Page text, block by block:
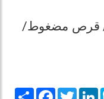
قرص مضغوط/
Share Facebook
Twitter